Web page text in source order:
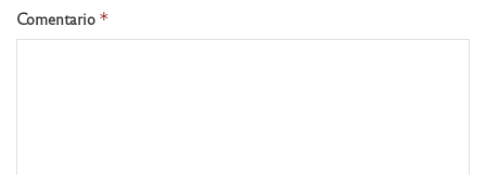
Comentario *